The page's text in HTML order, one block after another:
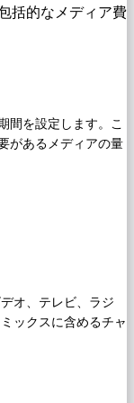
括的なメディア費
間を設定します。こ
があるメディアの量
オ、テレビ、ラジ
ックスに含めるチャ